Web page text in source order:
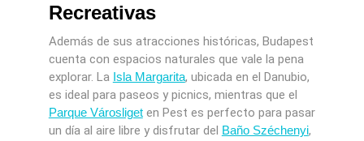
Recreativas
Además de sus atracciones históricas, Budapest
cuenta con espacios naturales que vale la pena
explorar. La Isla Margarita, ubicada en el Danubio,
es ideal para paseos y picnics, mientras que el
Parque Városligeten Pest es perfecto para pasar
un día al aire libre y disfrutar del Baño Széchenyi,